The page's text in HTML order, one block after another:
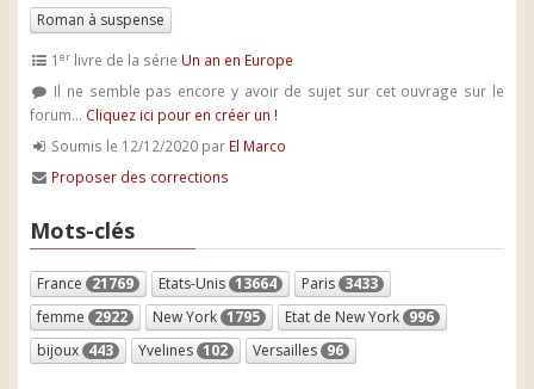
Roman à suspense
1er livre de la série Un an en Europe
Il ne semble pas encore y avoir de sujet sur cet ouvrage sur le
forum... Cliquez ici pour en créer un !
Soumis le 12/12/2020 par El Marco
Proposer des corrections
Mots-clés
France 21769 Etats-Unis 13664 Paris 3433
femme 2922 New York 1795 Etat de New York 996
bijoux 443 Yvelines 102 Versailles 96